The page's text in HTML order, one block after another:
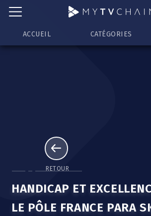
ACCUEIL CATÉGORIES
RETOUR
HANDICAP ET
LE PÔLE FRANCE PARA